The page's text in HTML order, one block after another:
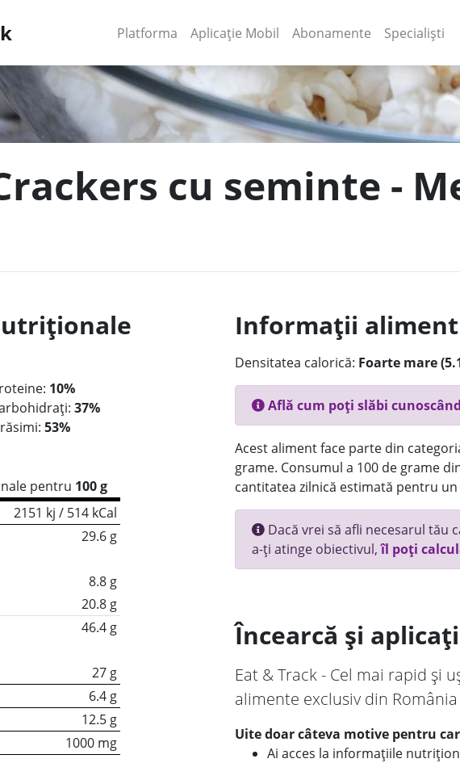
Platforma (current)
Aplicație Mobil (current)
Abonamente Specialiști
cu seminte -
10%
37%
53%
pentru 100 g
2151 kj / 514 kCal
29.6 g
8.8 g
20.8 g
46.4 g
27 g
6.4 g
12.5 g
1000 mg
Informații aliment
Densitatea calorică: Foarte mare
Află cum poți slăbi
Acest aliment face parte din
grame. Consumul a 100 de grame
cantitatea zilnică estimată pentru un
Dacă vrei să afli necesarul tău
a-ți atinge obiectivul,îl poți
Încearcă și
Eat & Track - Cel mai rapid și
alimente exclusiv din România
Uite doar câteva motive pentru
Ai acces la informațiile